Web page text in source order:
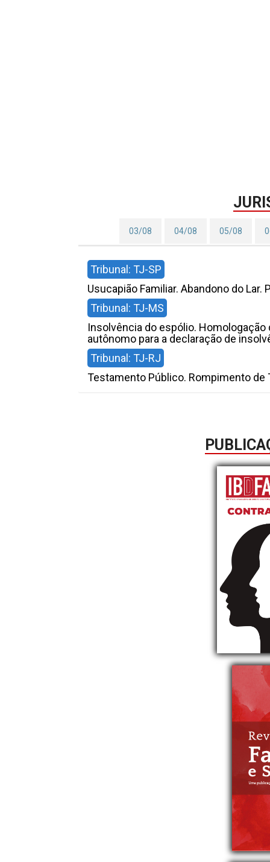
03/08 04/08 05/08
Tribunal: TJ-SP
Usucapião Familiar. Abandono do
Tribunal: TJ-MS
Insolvência do espólio.
autônomo para a declaração de
Tribunal: TJ-RJ
Testamento Público. Rompimento